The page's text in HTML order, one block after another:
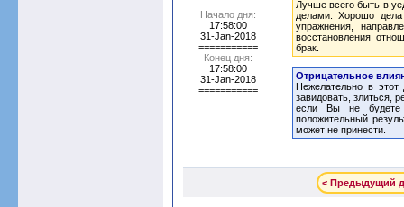
Начало дня:
17:58:00
31-Jan-2018
===========
Конец дня:
17:58:00
31-Jan-2018
===========
Лучше всего быть в
делами. Хорошо
упражнения,
восстановления
брак.
Отрицательное
Нежелательно в этот
завидовать, злиться,
если Вы не будете
положительный
может не принести.
< Предыдущий